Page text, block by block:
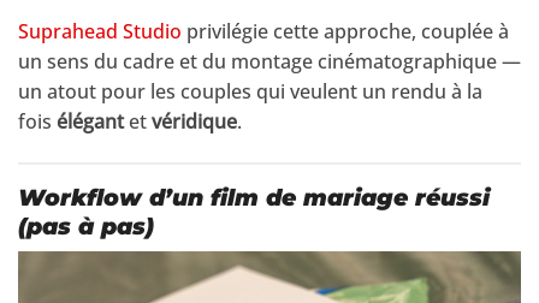
Suprahead Studio privilégie cette approche, couplée à
un sens du cadre et du montage cinématographique —
un atout pour les couples qui veulent un rendu à la
fois élégantetvéridique.
Workflow d’un film de mariage réussi
(pas à pas)